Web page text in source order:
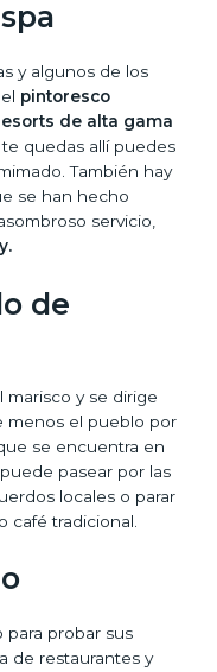
y algunos de los
pintoresco
de alta gama
quedas allí puedes
También hay
se han hecho
servicio,
de
marisco y se dirige
menos el pueblo por
se encuentra en
puede pasear por las
locales o parar
café tradicional.
para probar sus
de restaurantes y